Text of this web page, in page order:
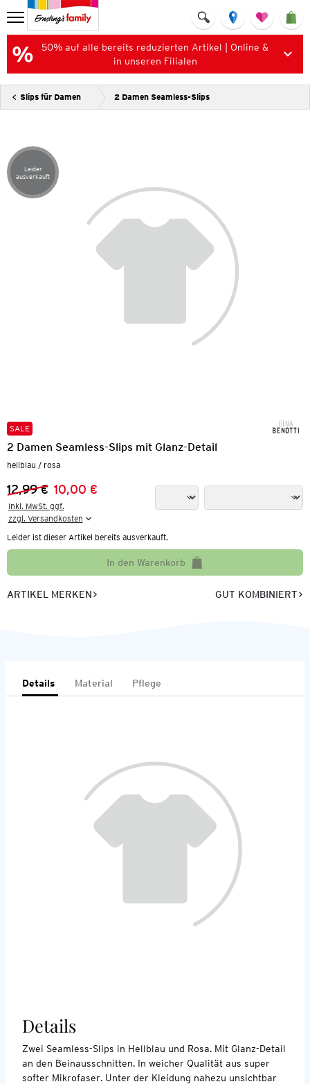
50% auf alle bereits reduzierten Artikel | Online &
in unseren Filialen
Slips für Damen 2 Damen Seamless-Slips
Artikel leider ausverkauft
Leider
ausverkauft
SALE
2 Damen Seamless-Slips mit Glanz-Detail
hellblau / rosa
Vorheriger Preis:
12,99 €
Neuer Preis:
10,00 €
inkl. MwSt. ggf.
zzgl. Versandkosten
Leider ist dieser Artikel bereits ausverkauft.
In den Warenkorb
ARTIKEL MERKEN GUT KOMBINIERT
Details Material Pflege
Details
Zwei Seamless-Slips in Hellblau und Rosa. Mit Glanz-Detail
an den Beinausschnitten. In weicher Qualität aus super
softer Mikrofaser. Unter der Kleidung nahezu unsichtbar